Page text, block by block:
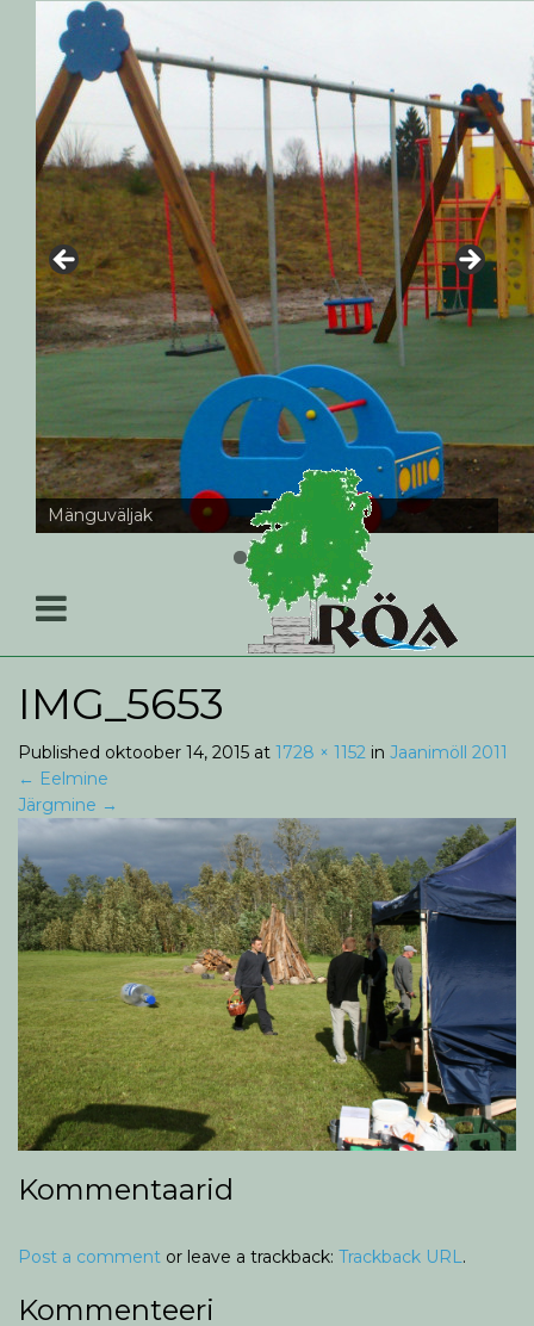
Mänguväljak
IMG_5653
Published oktoober 14, 2015 at 1728 × 1152 in Jaanimöll 2011
← Eelmine
Järgmine →
Kommentaarid
Post a comment or leave a trackback: Trackback URL.
Kommenteeri